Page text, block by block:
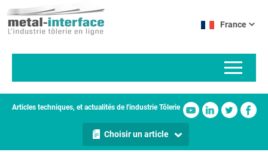
au
contenu
France
Articles techniques, et actualités de l'industrie Tôlerie
Choisir un article